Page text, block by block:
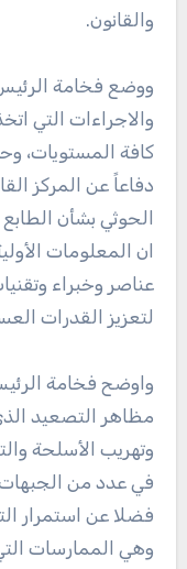
والقانون.
ووضع فخامة
والاجراءات التي
كافة المستويات،
دفاعاً عن المركز
الحوثي بشأن الطابع
ان المعلومات
عناصر وخبراء
لتعزيز القدرات
واوضح فخامة
مظاهر التصعيد
وتهريب الأسلحة
في عدد من
فضلا عن استمرار
وهي الممارسات